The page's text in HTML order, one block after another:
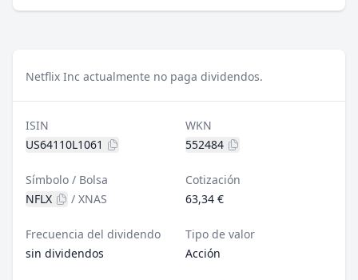
Netflix Inc actualmente no paga dividendos.
ISIN
US64110L1061
WKN
552484
Símbolo / Bolsa
NFLX
/ XNAS
Cotización
63,34 €
Frecuencia del dividendo
sin dividendos
Tipo de valor
Acción